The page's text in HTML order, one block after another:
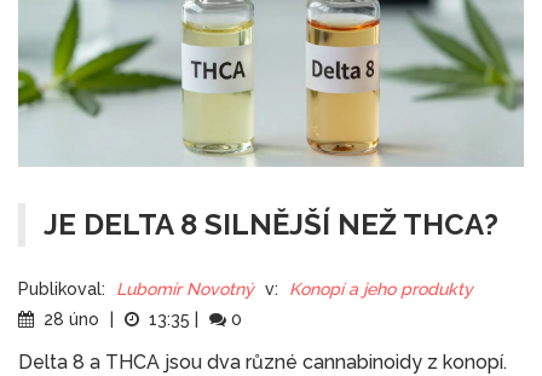
JE DELTA 8 SILNĚJŠÍ NEŽ THCA?
Publikoval: Lubomír Novotný v:
Konopí a jeho produkty
28 úno
13:35 0
Delta 8 a THCA jsou dva různé cannabinoidy z konopí.